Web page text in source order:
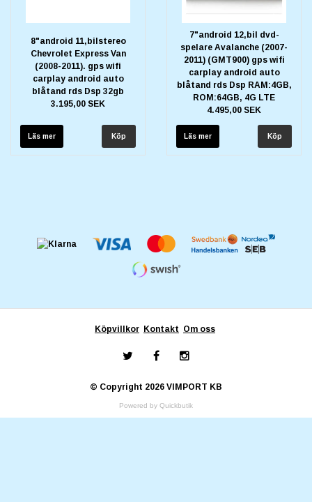
8"android 11,bilstereo
Chevrolet Express Van
(2008-2011). gps wifi
carplay android auto
blåtand rds Dsp 32gb
3.195,00 SEK
Läs mer
7"android 12,bil dvd-
spelare Avalanche (2007-
2011) (GMT900) gps wifi
carplay android auto
blåtand rds Dsp RAM:4GB,
ROM:64GB, 4G LTE
4.495,00 SEK
Läs mer
Köpvillkor Kontakt Om oss
© Copyright 2026 VIMPORT KB
Powered by Quickbutik